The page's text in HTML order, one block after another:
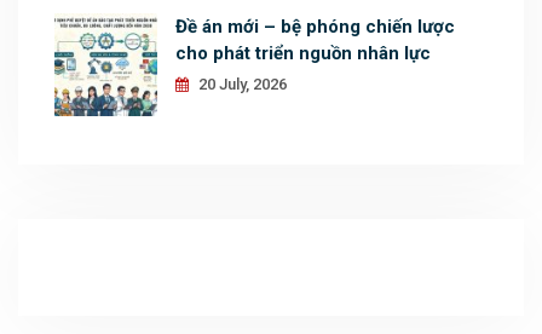
Đề án mới – bệ phóng chiến lược
cho phát triển nguồn nhân lực
20 July, 2026